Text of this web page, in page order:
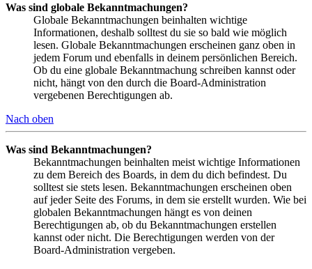
Was sind globale Bekanntmachungen?
Globale Bekanntmachungen beinhalten wichtige
Informationen, deshalb solltest du sie so bald wie möglich
lesen. Globale Bekanntmachungen erscheinen ganz oben in
jedem Forum und ebenfalls in deinem persönlichen Bereich.
Ob du eine globale Bekanntmachung schreiben kannst oder
nicht, hängt von den durch die Board-Administration
vergebenen Berechtigungen ab.
Nach oben
Was sind Bekanntmachungen?
Bekanntmachungen beinhalten meist wichtige Informationen
zu dem Bereich des Boards, in dem du dich befindest. Du
solltest sie stets lesen. Bekanntmachungen erscheinen oben
auf jeder Seite des Forums, in dem sie erstellt wurden. Wie bei
globalen Bekanntmachungen hängt es von deinen
Berechtigungen ab, ob du Bekanntmachungen erstellen
kannst oder nicht. Die Berechtigungen werden von der
Board-Administration vergeben.